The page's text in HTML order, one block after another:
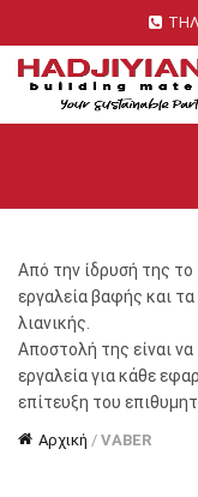
Από την ίδρυσή της το
εργαλεία βαφής και τα
λιανικής.
Αποστολή της είναι
εργαλεία για κάθε
επίτευξη του
Αρχική / VABER